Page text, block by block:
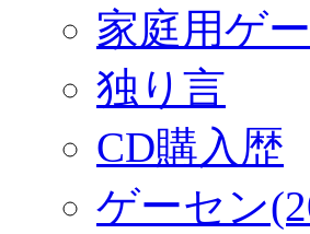
家庭用ゲ
独り言
CD購入歴
ゲーセン